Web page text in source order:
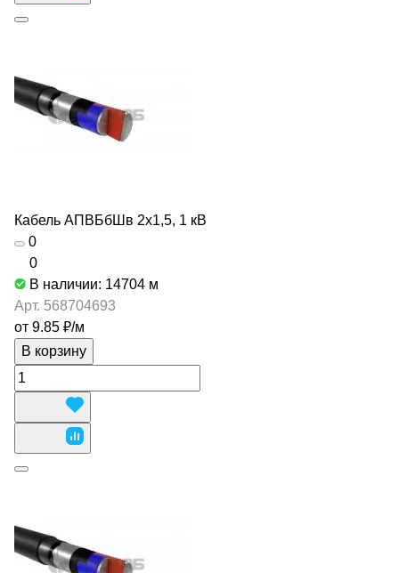
Кабель АПВБбШв 2х1,5, 1 кВ
0
0
В наличии: 14704 м
Арт. 568704693
от 9.85 ₽/м
В корзину